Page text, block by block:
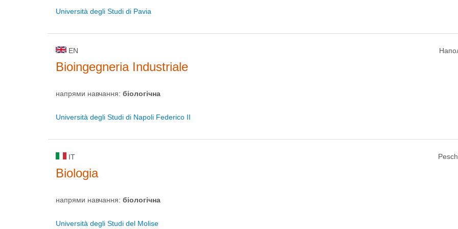
Università degli Studi di Pavia
EN
Bioingegneria Industriale
напрями навчання: біологічна
Università degli Studi di Napoli Federico II
IT
Biologia
напрями навчання: біологічна
Università degli Studi del Molise